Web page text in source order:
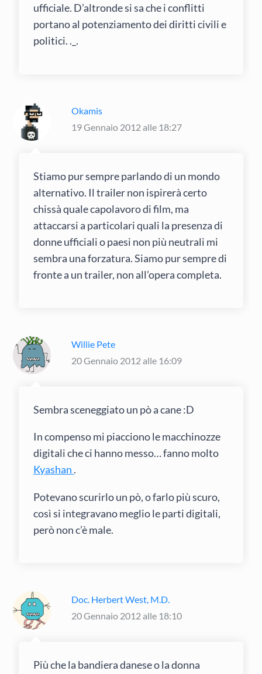
ufficiale. D’altronde si sa che i conflitti
portano al potenziamento dei diritti civili e
politici. ._.
Okamis
19 Gennaio 2012 alle 18:27
Stiamo pur sempre parlando di un mondo
alternativo. Il trailer non ispirerà certo
chissà quale capolavoro di film, ma
attaccarsi a particolari quali la presenza di
donne ufficiali o paesi non più neutrali mi
sembra una forzatura. Siamo pur sempre di
fronte a un trailer, non all’opera completa.
Willie Pete
20 Gennaio 2012 alle 16:09
Sembra sceneggiato un pò a cane :D
In compenso mi piacciono le macchinozze
digitali che ci hanno messo… fanno molto
Kyashan .
Potevano scurirlo un pò, o farlo più scuro,
così si integravano meglio le parti digitali,
però non c’è male.
Doc. Herbert West, M.D.
20 Gennaio 2012 alle 18:10
Più che la bandiera danese o la donna